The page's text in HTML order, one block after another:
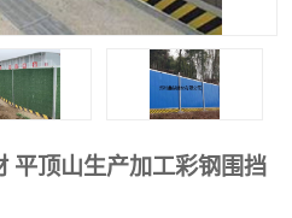
平顶山生产加工彩钢围挡